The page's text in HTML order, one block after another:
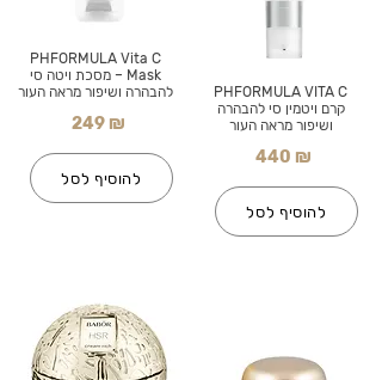
PHFORMULA Vita C
Mask – מסכת ויטה סי
להבהרה ושיפור מראה העור
249 ₪
להוסיף לסל
PHFORMULA VITA C
קרם ויטמין סי להבהרה
ושיפור מראה העור
440 ₪
להוסיף לסל